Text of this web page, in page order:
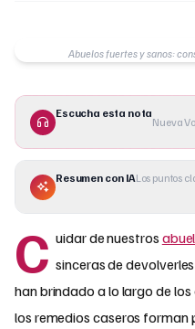
Abuelos fuertes y sanos:
Escucha esta nota
Nueva
Resumen con IALos puntos
C uidar de nuestros
sinceras de
han brindado a lo largo de los
los remedios caseros